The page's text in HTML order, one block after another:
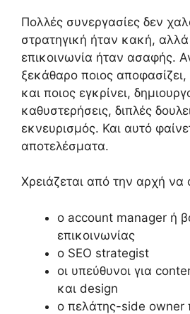
Πολλές συνεργασίες δεν
στρατηγική ήταν κακή, αλλά
επικοινωνία ήταν ασαφής.
ξεκάθαρο ποιος αποφασίζει,
και ποιος εγκρίνει,
καθυστερήσεις, διπλές
εκνευρισμός. Και αυτό
αποτελέσματα.
Χρειάζεται από την αρχή να
ο account manager ή
επικοινωνίας
ο SEO strategist
οι υπεύθυνοι για
και design
ο πελάτης-side owner